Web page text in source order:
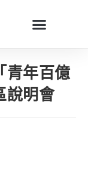
青年百億
說明會